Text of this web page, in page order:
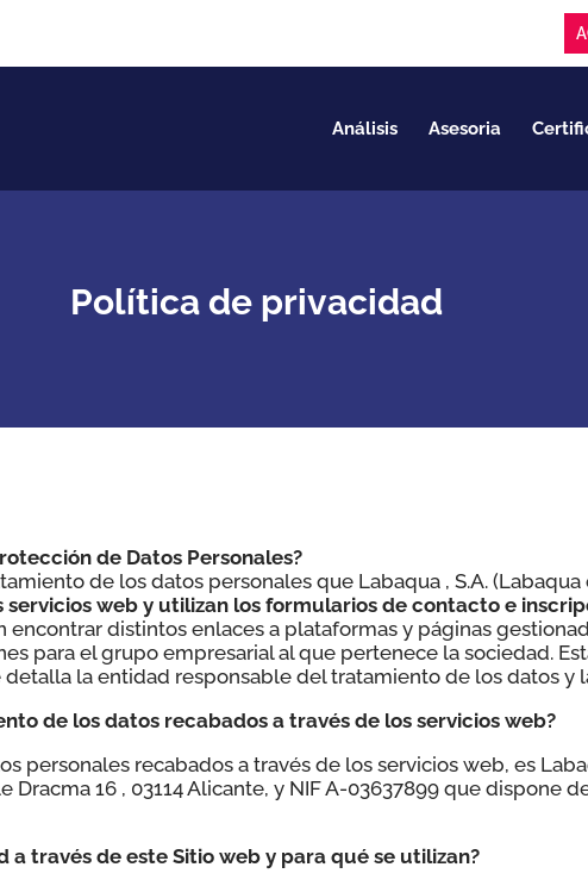
Análisis Asesoria
Política de privacidad
de Datos Personales?
de los datos personales que Labaqua , S.A.
web y utilizan los formularios de contacto e
encontrar distintos enlaces a plataformas y páginas
para el grupo empresarial al que pertenece la sociedad.
la entidad responsable del tratamiento de los datos y
de los datos recabados a través de los servicios web?
personales recabados a través de los servicios web, es
Dracma 16 , 03114 Alicante, y NIF A-03637899 que dispone
a través de este Sitio web y para qué se utilizan?